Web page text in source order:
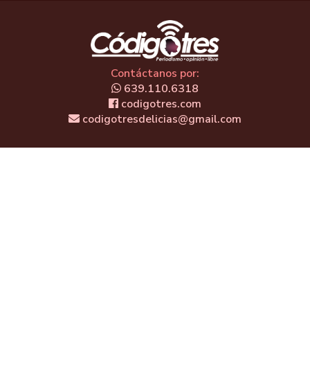
Contáctanos por:
639.110.6318
codigotres.com
codigotresdelicias@gmail.com